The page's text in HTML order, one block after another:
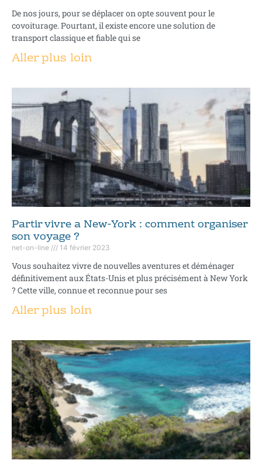
De nos jours, pour se déplacer on opte souvent pour le
covoiturage. Pourtant, il existe encore une solution de
transport classique et fiable qui se
Aller plus loin
Partir vivre a New-York : comment organiser
son voyage ?
net-on-line 14 février 2023
Vous souhaitez vivre de nouvelles aventures et déménager
définitivement aux États-Unis et plus précisément à New York
? Cette ville, connue et reconnue pour ses
Aller plus loin